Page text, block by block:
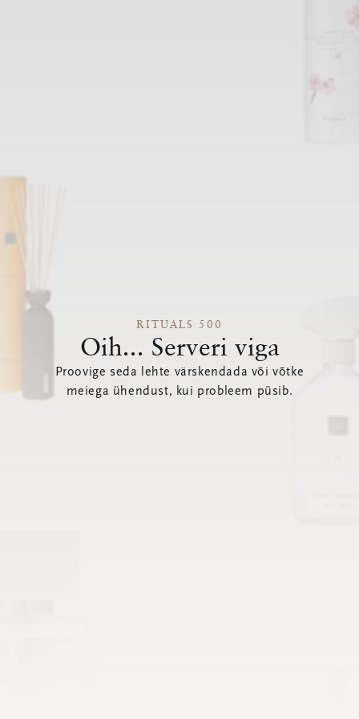
RITUALS 500
Oih... Serveri viga
Proovige seda lehte värskendada või võtke
meiega ühendust, kui probleem püsib.